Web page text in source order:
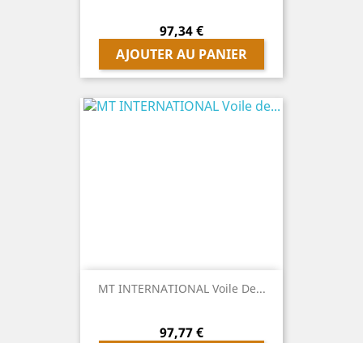
Prix
97,34 €
AJOUTER AU PANIER
MT INTERNATIONAL Voile De...
Prix
97,77 €